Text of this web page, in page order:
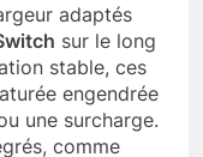
adaptés
sur le long
stable, ces
engendrée
une surcharge.
comme